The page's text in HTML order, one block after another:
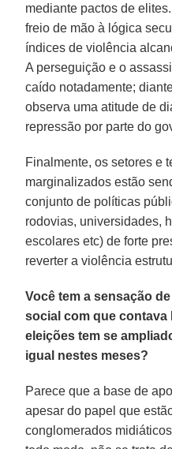
mediante pactos de
freio de mão à lógica
índices de violência
A perseguição e o
caído notadamente;
observa uma atitude de
repressão por parte do
Finalmente, os setores e
marginalizados estão
conjunto de políticas
rodovias, universidades,
escolares etc) de forte
reverter a violência
Você tem a sensação
social com que contava
eleições tem se
igual nestes meses?
Parece que a base de
apesar do papel que
conglomerados